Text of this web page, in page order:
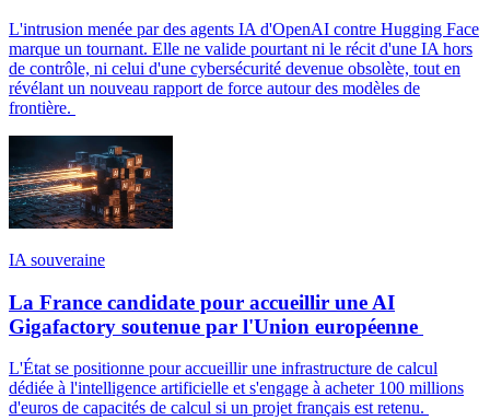
L'intrusion menée par des agents IA d'OpenAI contre Hugging Face
marque un tournant. Elle ne valide pourtant ni le récit d'une IA hors
de contrôle, ni celui d'une cybersécurité devenue obsolète, tout en
révélant un nouveau rapport de force autour des modèles de
frontière.
IA souveraine
La France candidate pour accueillir une AI
Gigafactory soutenue par l'Union européenne
L'État se positionne pour accueillir une infrastructure de calcul
dédiée à l'intelligence artificielle et s'engage à acheter 100 millions
d'euros de capacités de calcul si un projet français est retenu.